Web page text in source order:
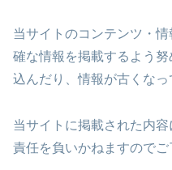
当サイトのコンテンツ・
確な情報を掲載するよう
込んだり、情報が古くなっ
当サイトに掲載された内
責任を負いかねますのでご